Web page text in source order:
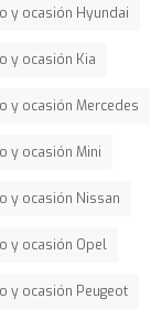
y ocasión Hyundai
y ocasión Kia
y ocasión Mercedes
y ocasión Mini
y ocasión Nissan
y ocasión Opel
y ocasión Peugeot